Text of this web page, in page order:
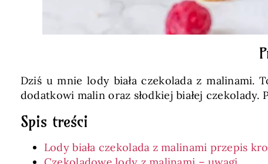
Dziś u mnie lody biała czekolada z
dodatkowi malin oraz słodkiej białej
Spis treści
Lody biała czekolada z malinami przepis